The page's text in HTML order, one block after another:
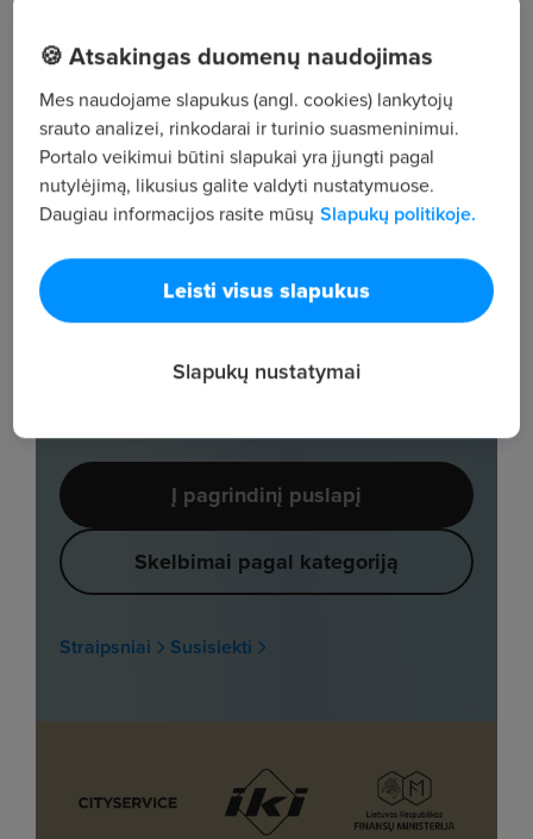
🍪 Atsakingas duomenų naudojimas
Mes naudojame slapukus (angl. cookies) lankytojų
srauto analizei, rinkodarai ir turinio suasmeninimui.
Portalo veikimui būtini slapukai yra įjungti pagal
nutylėjimą, likusius galite valdyti nustatymuose.
Daugiau informacijos rasite mūsų Slapukų politikoje.
Leisti visus slapukus
Slapukų nustatymai